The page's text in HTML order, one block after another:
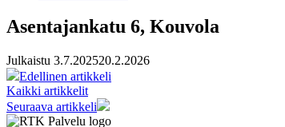
Asentajankatu 6, Kouvola
Julkaistu 3.7.202520.2.2026
Edellinen artikkeli
Kaikki artikkelit
Seuraava artikkeli